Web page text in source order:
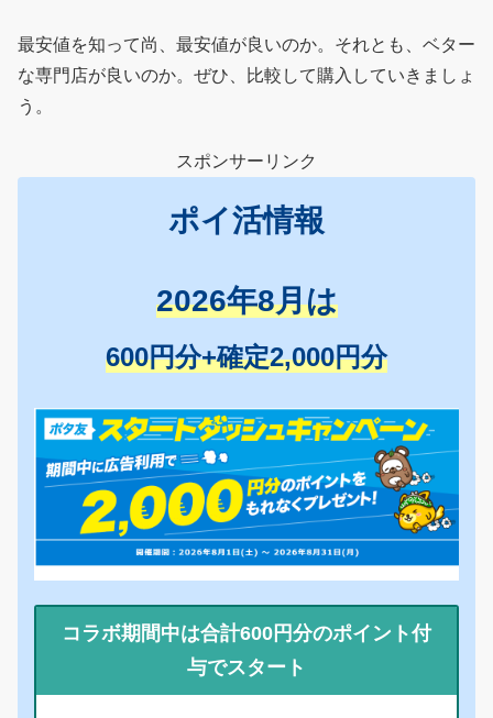
最安値を知って尚、最安値が良いのか。それとも、ベター
な専門店が良いのか。ぜひ、比較して購入していきましょ
う。
スポンサーリンク
ポイ活情報
2026年8月は
600円分+確定2,000円分
コラボ期間中は合計600円分のポイント付
与でスタート